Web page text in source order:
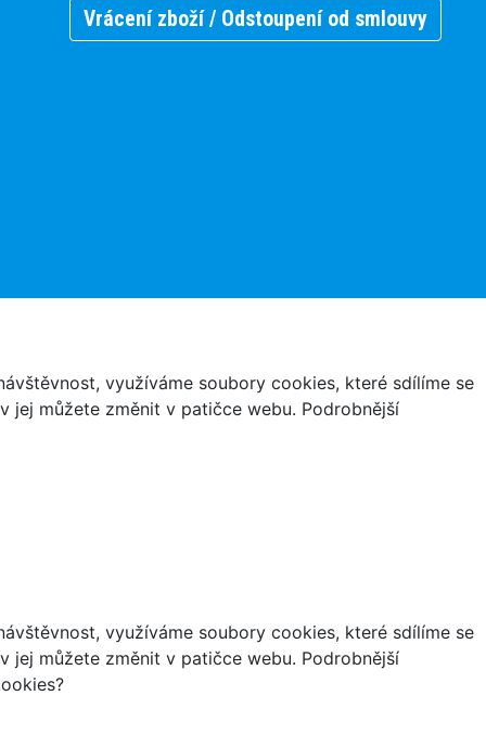
Vrácení zboží / Odstoupení od smlouvy
využíváme soubory cookies, které sdílíme se
jej můžete změnit v patičce webu. Podrobnější
využíváme soubory cookies, které sdílíme se
jej můžete změnit v patičce webu. Podrobnější